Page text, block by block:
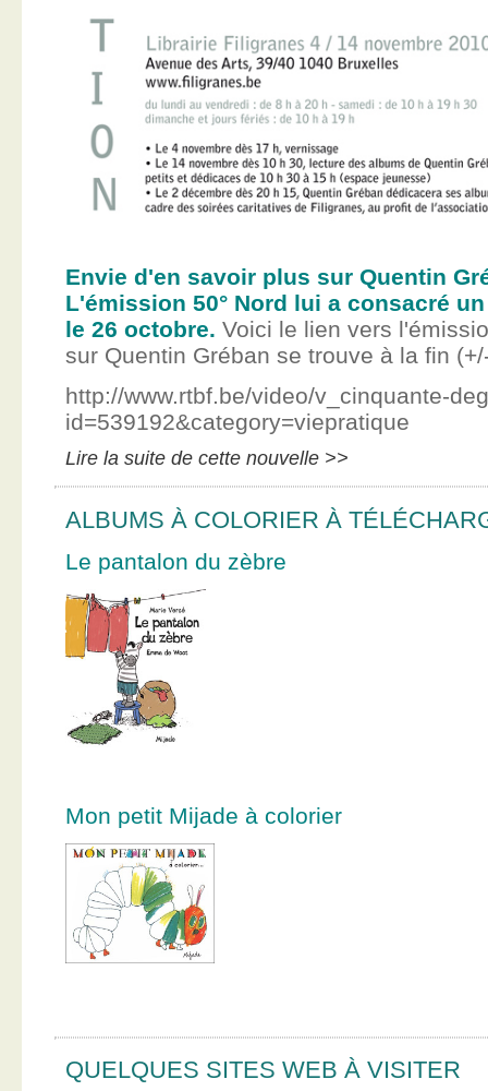
Envie d'en savoir plus sur Quentin
L'émission 50° Nord lui a consacré
le 26 octobre. Voici le lien vers
sur Quentin Gréban se trouve à la fin
http://www.rtbf.be/video/v_cinquante-
id=539192&category=viepratique
Lire la suite de cette nouvelle >>
ALBUMS À COLORIER À
Le pantalon du zèbre
Mon petit Mijade à colorier
QUELQUES SITES WEB À VISITER